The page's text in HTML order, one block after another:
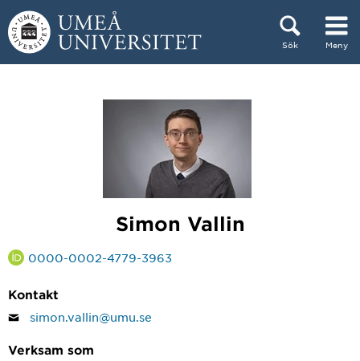
Hoppa direkt till innehållet
Sök Meny
Simon Vallin
0000-0002-4779-3963
Kontakt
simon.vallin@umu.se
Verksam som